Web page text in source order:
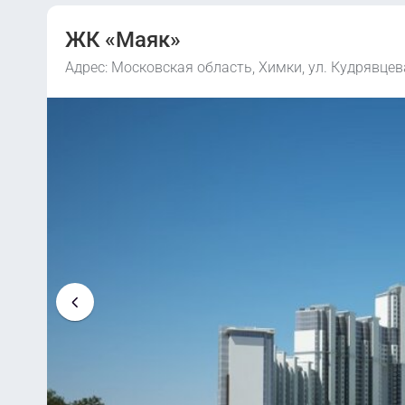
ЖК «Маяк»
Адрес: Московская область, Химки, ул.